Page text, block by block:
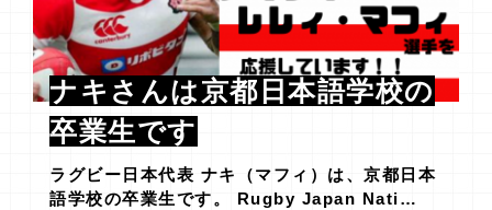
ナキさんは京都日本語学校の
卒業生です
ラグビー日本代表 ナキ（マフィ）は、京都日本
語学校の卒業生です。 Rugby Japan Nati…